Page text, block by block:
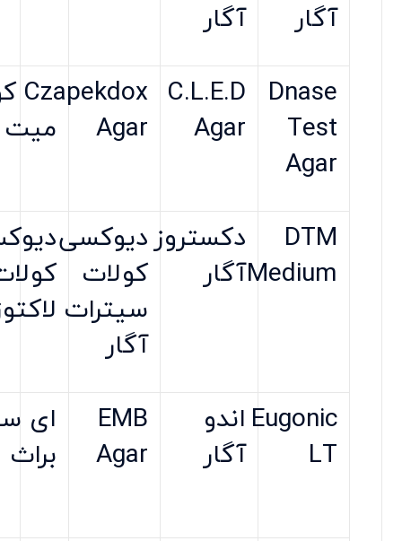
آگار
آگار
Dnase
Test
Agar
C.L.E.D
Agar
Czapekdox
Agar
میت
DTM
Medium
دکستروز
آگار
دیوکسی
کولات
سیترات
آگار
Eugonic
LT
اندو
آگار
EMB
Agar
ای
براث